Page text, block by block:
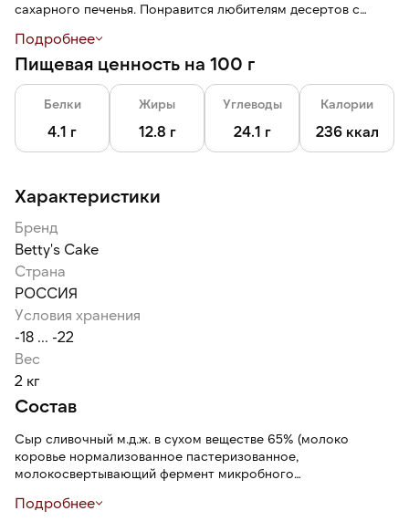
сахарного печенья. Понравится любителям десертов с
Шоковая заморозка сохраняет все свойства продукта.
После дефростации готов к употреблению и остается
мягким, свежим, ароматным, сохраняет презентабельный
Подробнее
Пищевая ценность на 100 г
Белки
4.1 г
Жиры
12.8 г
Углеводы
24.1 г
Калории
236 ккал
Характеристики
Бренд
Betty's Cake
Страна
РОССИЯ
Условия хранения
-18 ... -22
Вес
2 кг
Состав
Сыр сливочный м.д.ж. в сухом веществе 65% (молоко
коровье нормализованное пастеризованное,
молокосвертывающий фермент микробного
камедь рожкового дерева, соль поваренная пищевая),
Подробнее